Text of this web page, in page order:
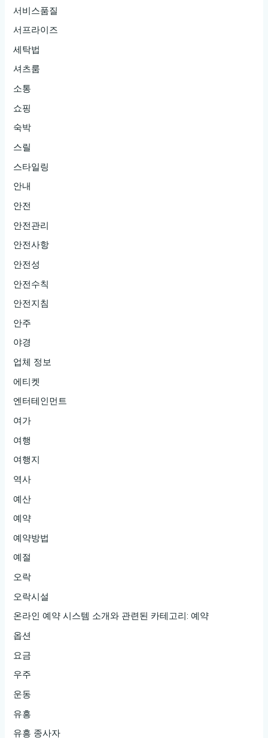
서비스품질
서프라이즈
세탁법
셔츠룸
소통
쇼핑
숙박
스릴
스타일링
안내
안전
안전관리
안전사항
안전성
안전수칙
안전지침
안주
야경
업체 정보
에티켓
엔터테인먼트
여가
여행
여행지
역사
예산
예약
예약방법
예절
오락
오락시설
온라인 예약 시스템 소개와 관련된 카테고리: 예약
옵션
요금
우주
운동
유흥
유흥 종사자